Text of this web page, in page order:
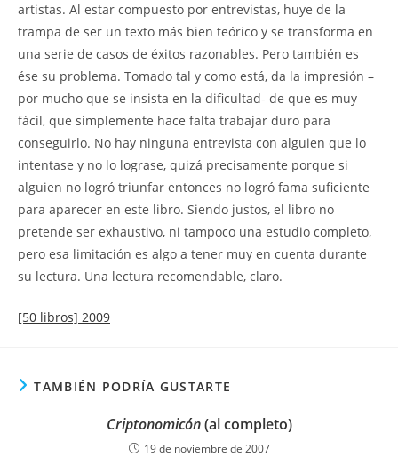
artistas. Al estar compuesto por entrevistas, huye de la
trampa de ser un texto más bien teórico y se transforma en
una serie de casos de éxitos razonables. Pero también es
ése su problema. Tomado tal y como está, da la impresión –
por mucho que se insista en la dificultad- de que es muy
fácil, que simplemente hace falta trabajar duro para
conseguirlo. No hay ninguna entrevista con alguien que lo
intentase y no lo lograse, quizá precisamente porque si
alguien no logró triunfar entonces no logró fama suficiente
para aparecer en este libro. Siendo justos, el libro no
pretende ser exhaustivo, ni tampoco una estudio completo,
pero esa limitación es algo a tener muy en cuenta durante
su lectura. Una lectura recomendable, claro.
[50 libros] 2009
TAMBIÉN PODRÍA GUSTARTE
Criptonomicón(al completo)
19 de noviembre de 2007